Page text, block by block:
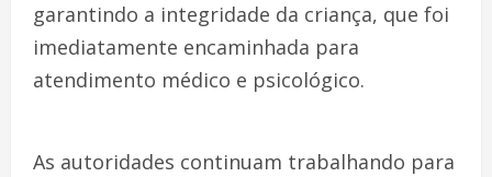
garantindo a integridade da criança, que foi
imediatamente encaminhada para
atendimento médico e psicológico.
As autoridades continuam trabalhando para